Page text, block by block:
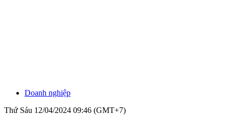
Doanh nghiệp
Thứ Sáu 12/04/2024 09:46 (GMT+7)